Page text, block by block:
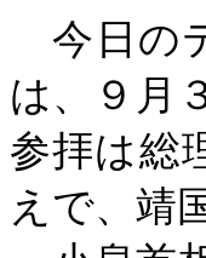
今日の
は、９月
参拝は総
えで、靖